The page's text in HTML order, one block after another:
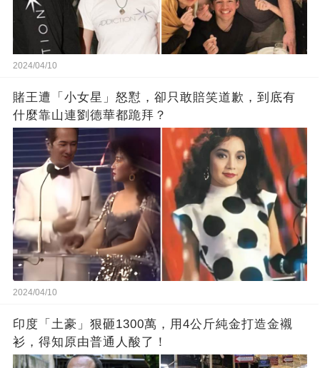
2024/04/10
賭王遭「小女星」怒懟，卻只敢賠笑道歉，到底有
什麼靠山連劉德華都跪拜？
2024/04/10
印度「土豪」狠砸1300萬，用4公斤純金打造金襯
衫，得知原由普通人酸了！